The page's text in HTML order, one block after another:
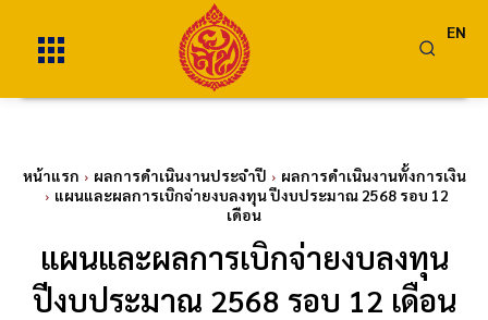
EN
หน้าแรก ผลการดำเนินงานประจำปี
ผลการดำเนินงานทั้งการเงิน
แผนและผลการเบิกจ่ายงบลงทุน ปีงบประมาณ 2568 รอบ 12
เดือน
แผนและผลการเบิกจ่ายงบลงทุน
ปีงบประมาณ 2568 รอบ 12 เดือน